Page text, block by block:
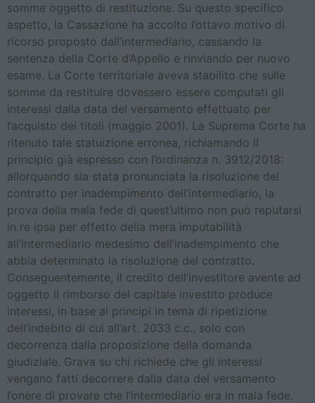
somme oggetto di restituzione. Su questo specifico
aspetto, la Cassazione ha accolto l’ottavo motivo di
ricorso proposto dall’intermediario, cassando la
sentenza della Corte d’Appello e rinviando per nuovo
esame. La Corte territoriale aveva stabilito che sulle
somme da restituire dovessero essere computati gli
interessi dalla data del versamento effettuato per
l’acquisto dei titoli (maggio 2001). La Suprema Corte ha
ritenuto tale statuizione erronea, richiamando il
principio già espresso con l’ordinanza n. 3912/2018:
allorquando sia stata pronunciata la risoluzione del
contratto per inadempimento dell’intermediario, la
prova della mala fede di quest’ultimo non può reputarsi
in re ipsa per effetto della mera imputabilità
all’intermediario medesimo dell’inadempimento che
abbia determinato la risoluzione del contratto.
Conseguentemente, il credito dell’investitore avente ad
oggetto il rimborso del capitale investito produce
interessi, in base ai principi in tema di ripetizione
dell’indebito di cui all’art. 2033 c.c., solo con
decorrenza dalla proposizione della domanda
giudiziale. Grava su chi richiede che gli interessi
vengano fatti decorrere dalla data del versamento
l’onere di provare che l’intermediario era in mala fede.